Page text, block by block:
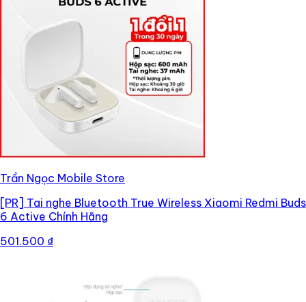
Trần Ngọc Mobile Store
[PR] Tai nghe Bluetooth True Wireless Xiaomi Redmi Buds
6 Active Chính Hãng
501.500 ₫